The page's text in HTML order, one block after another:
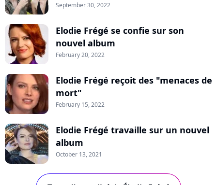
September 30, 2022
Elodie Frégé se confie sur son
nouvel album
February 20, 2022
Elodie Frégé reçoit des "menaces de
mort"
February 15, 2022
Elodie Frégé travaille sur un nouvel
album
October 13, 2021